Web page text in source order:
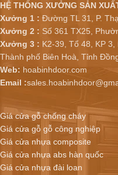
HỆ THỐNG XƯỞNG SẢN
Xưởng 1 : Đường TL 31, P.
Xưởng 2 : Số 361 TX25,
Xưởng 3 : K2-39, Tổ 48, KP
Thành phố Biên Hoà, Tỉnh
Web: hoabinhdoor.com
Email :
Giá cửa gỗ chống cháy
Giá cửa gỗ gỗ công nghiệp
Giá cửa nhựa composite
Giá cửa nhựa abs hàn quốc
Giá cửa nhựa đài loan